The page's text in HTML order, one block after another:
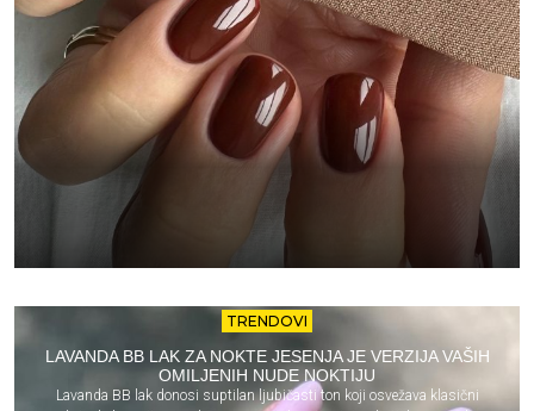
TRENDOVI
LAVANDA BB LAK ZA NOKTE JESENJA JE VERZIJA VAŠIH
OMILJENIH NUDE NOKTIJU
Lavanda BB lak donosi suptilan ljubičasti ton koji osvežava klasični